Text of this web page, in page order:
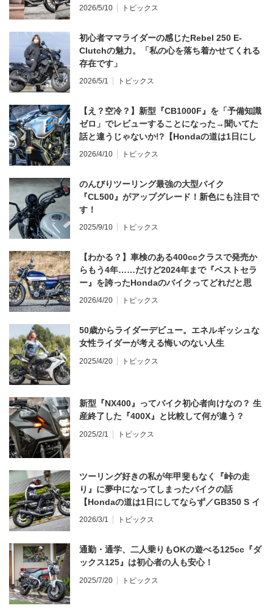
2026/5/10 トピックス
初心者ママライダーの感じたRebel 250 E-
Clutchの魅力。「私の心を落ち着かせてくれる
存在です」
2026/5/1 トピックス
【え？空冷？】新型『CB1000F』を「予備知識
ゼロ」でレビューすることになった→聞いてた
話と違うじゃないか!?【Hondaの道は1日にし
てならず／CB1000F ①第一印象 編】
2026/4/10 トピックス
のんびりツーリング最強の大型バイク
『CL500』がアップグレード！新色にも注目で
す！
2025/9/10 トピックス
【わかる？】車検のある400ccクラスで発売か
らもう4年……だけど2024年まで『ベストセラ
ー』を誇ったHondaのバイクってどれだと思
う？
2026/4/20 トピックス
50歳からライダーデビュー。エネルギッシュな
女性ライダーが考える悔いのない人生
2025/4/20 トピックス
新型『NX400』ってバイク初心者向けなの？ 生
産終了した『400X』と比較して何が違う？
2025/2/1 トピックス
ツーリング好きの私が年甲斐もなく『峠の走
り』に夢中になってしまったバイクの話
【Hondaの道は1日にしてならず／GB350 S イ
ンプレ・レビュー 前編】
2026/3/1 トピックス
通勤・通学、二人乗りもOKの遊べる125cc『ダ
ックス125』は初心者の人も安心！
2025/7/20 トピックス